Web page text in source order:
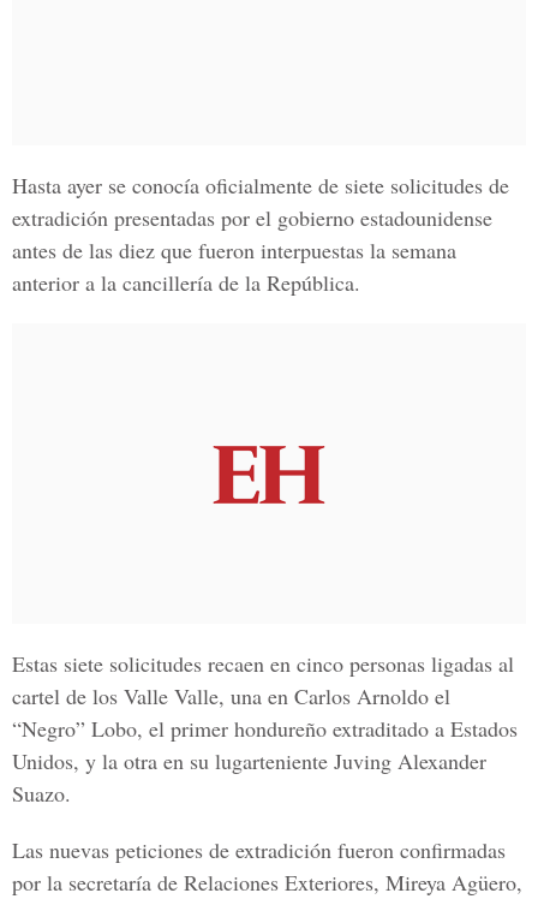
Hasta ayer se conocía oficialmente de siete solicitudes de
extradición presentadas por el gobierno estadounidense
antes de las diez que fueron interpuestas la semana
anterior a la cancillería de la República.
Estas siete solicitudes recaen en cinco personas ligadas al
cartel de los Valle Valle, una en Carlos Arnoldo el
“Negro” Lobo, el primer hondureño extraditado a Estados
Unidos, y la otra en su lugarteniente Juving Alexander
Suazo.
Las nuevas peticiones de extradición fueron confirmadas
por la secretaría de Relaciones Exteriores, Mireya Agüero,